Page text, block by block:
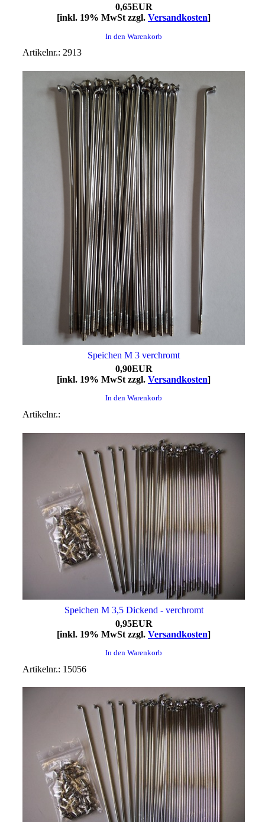
0,65EUR
[inkl. 19% MwSt zzgl. Versandkosten]
In den Warenkorb
Artikelnr.: 2913
Speichen M 3 verchromt
0,90EUR
[inkl. 19% MwSt zzgl. Versandkosten]
In den Warenkorb
Artikelnr.:
Speichen M 3,5 Dickend - verchromt
0,95EUR
[inkl. 19% MwSt zzgl. Versandkosten]
In den Warenkorb
Artikelnr.: 15056